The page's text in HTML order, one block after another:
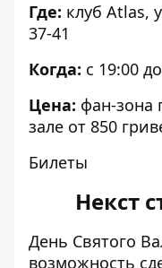
Где: клуб Atlas,
37-41
Когда: с 19:00
Цена: фан-зона
зале от 850
Билеты
Некст
День Святого
возможность